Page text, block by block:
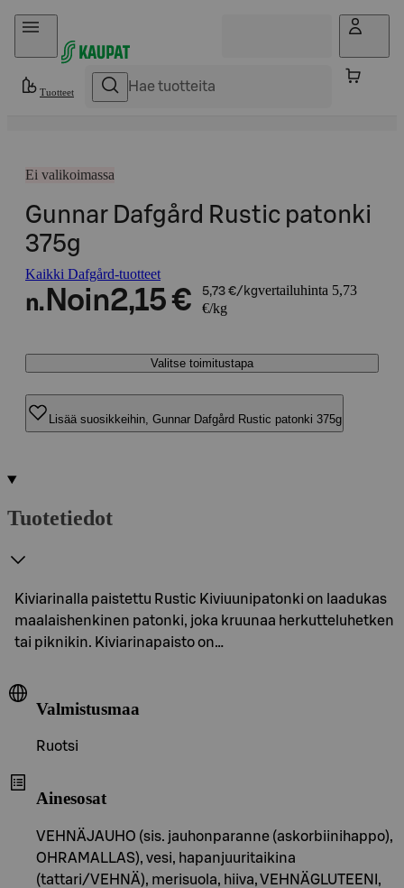
Hyppää sisältöön
Tuotteet
Ei valikoimassa
Gunnar Dafgård Rustic patonki
375g
Kaikki Dafgård-tuotteet
n. Noin2,15 € 5,73 €/kgvertailuhinta 5,73
€/kg
Valitse toimitustapa
Lisää suosikkeihin, Gunnar Dafgård Rustic patonki 375g
Tuotetiedot
Kiviarinalla paistettu Rustic Kiviuunipatonki on laadukas
maalaishenkinen patonki, joka kruunaa herkutteluhetken
tai piknikin. Kiviarinapaisto on…
Valmistusmaa
Ruotsi
Ainesosat
VEHNÄJAUHO (sis. jauhonparanne (askorbiinihappo),
OHRAMALLAS), vesi, hapanjuuritaikina
(tattari/VEHNÄ), merisuola, hiiva, VEHNÄGLUTEENI,